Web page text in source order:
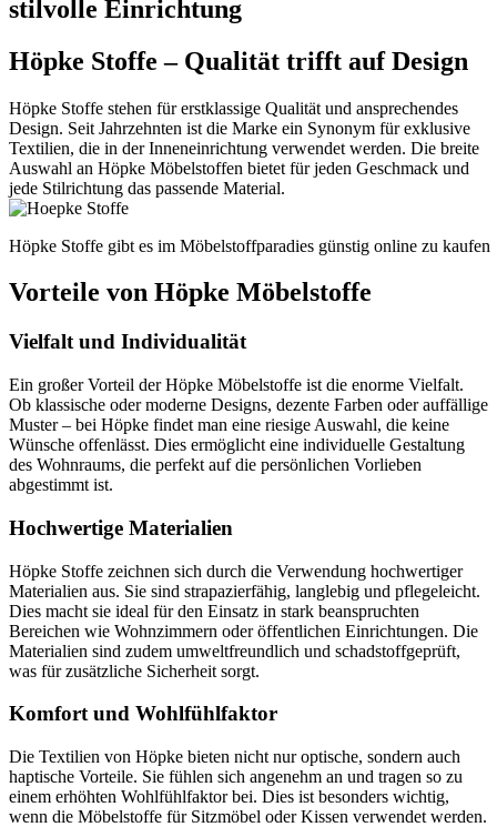
stilvolle Einrichtung
Höpke Stoffe – Qualität trifft auf Design
Höpke Stoffe stehen für erstklassige Qualität und ansprechendes
Design. Seit Jahrzehnten ist die Marke ein Synonym für exklusive
Textilien, die in der Inneneinrichtung verwendet werden. Die breite
Auswahl an Höpke Möbelstoffen bietet für jeden Geschmack und
jede Stilrichtung das passende Material.
Höpke Stoffe gibt es im Möbelstoffparadies günstig online zu kaufen
Vorteile von Höpke Möbelstoffe
Vielfalt und Individualität
Ein großer Vorteil der Höpke Möbelstoffe ist die enorme Vielfalt.
Ob klassische oder moderne Designs, dezente Farben oder auffällige
Muster – bei Höpke findet man eine riesige Auswahl, die keine
Wünsche offenlässt. Dies ermöglicht eine individuelle Gestaltung
des Wohnraums, die perfekt auf die persönlichen Vorlieben
abgestimmt ist.
Hochwertige Materialien
Höpke Stoffe zeichnen sich durch die Verwendung hochwertiger
Materialien aus. Sie sind strapazierfähig, langlebig und pflegeleicht.
Dies macht sie ideal für den Einsatz in stark beanspruchten
Bereichen wie Wohnzimmern oder öffentlichen Einrichtungen. Die
Materialien sind zudem umweltfreundlich und schadstoffgeprüft,
was für zusätzliche Sicherheit sorgt.
Komfort und Wohlfühlfaktor
Die Textilien von Höpke bieten nicht nur optische, sondern auch
haptische Vorteile. Sie fühlen sich angenehm an und tragen so zu
einem erhöhten Wohlfühlfaktor bei. Dies ist besonders wichtig,
wenn die Möbelstoffe für Sitzmöbel oder Kissen verwendet werden.